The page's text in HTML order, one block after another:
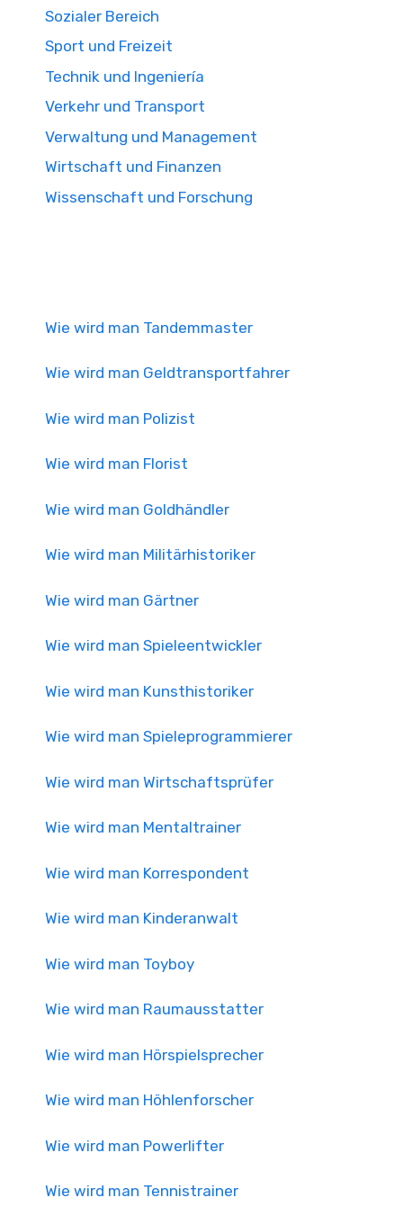
Sozialer Bereich
Sport und Freizeit
Technik und Ingeniería
Verkehr und Transport
Verwaltung und Management
Wirtschaft und Finanzen
Wissenschaft und Forschung
Wie wird man Tandemmaster
Wie wird man Geldtransportfahrer
Wie wird man Polizist
Wie wird man Florist
Wie wird man Goldhändler
Wie wird man Militärhistoriker
Wie wird man Gärtner
Wie wird man Spieleentwickler
Wie wird man Kunsthistoriker
Wie wird man Spieleprogrammierer
Wie wird man Wirtschaftsprüfer
Wie wird man Mentaltrainer
Wie wird man Korrespondent
Wie wird man Kinderanwalt
Wie wird man Toyboy
Wie wird man Raumausstatter
Wie wird man Hörspielsprecher
Wie wird man Höhlenforscher
Wie wird man Powerlifter
Wie wird man Tennistrainer